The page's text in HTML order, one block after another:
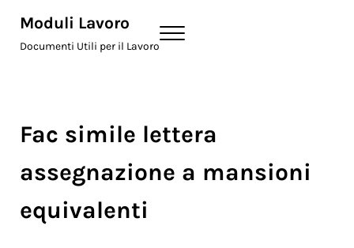
Moduli Lavoro
Documenti Utili per il Lavoro
Menu
Fac simile lettera
assegnazione a mansioni
equivalenti